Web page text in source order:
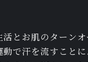
とお肌のターンオ
で汗を流すことに